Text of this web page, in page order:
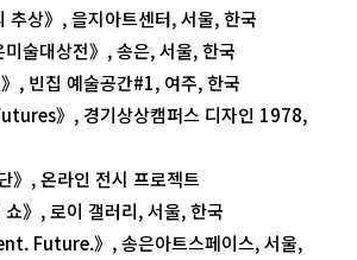
상》, 을지아트센터, 서울, 한국
술대상전》, 송은, 서울, 한국
, 빈집 예술공간#1, 여주, 한국
》, 경기상상캠퍼스 디자인 1978,
》, 온라인 전시 프로젝트
》, 로이 갤러리, 서울, 한국
Future.》, 송은아트스페이스, 서울,